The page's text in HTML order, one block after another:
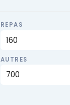
REPAS
AUTRES